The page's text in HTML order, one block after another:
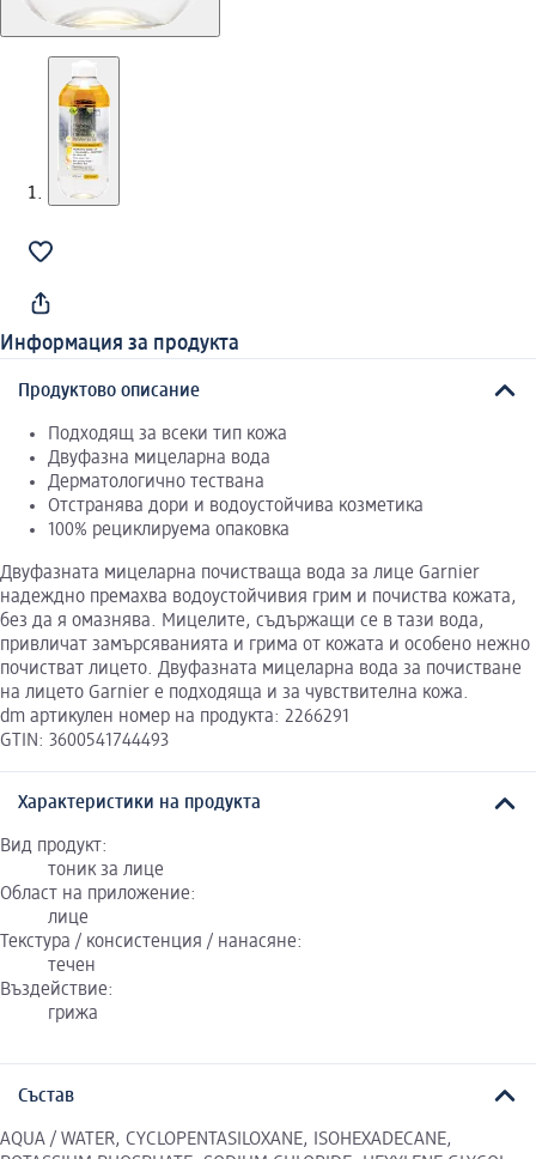
Информация за продукта
Продуктово описание
Подходящ за всеки тип кожа
Двуфазна мицеларна вода
Дерматологично тествана
Отстранява дори и водоустойчива козметика
100% рециклируема опаковка
Двуфазната мицеларна почистваща вода за лице Garnier
надеждно премахва водоустойчивия грим и почиства кожата,
без да я омазнява. Мицелите, съдържащи се в тази вода,
привличат замърсяванията и грима от кожата и особено нежно
почистват лицето. Двуфазната мицеларна вода за почистване
на лицето Garnier е подходяща и за чувствителна кожа.
dm артикулен номер на продукта: 2266291
GTIN: 3600541744493
Характеристики на продукта
Вид продукт:
тоник за лице
Област на приложение:
лице
Текстура / консистенция / нанасяне:
течен
Въздействие:
грижа
Състав
AQUA / WATER, CYCLOPENTASILOXANE, ISOHEXADECANE,